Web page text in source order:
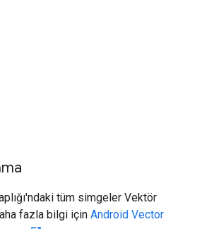
tüm simgeler Vektör
fazla bilgi için Android Vector